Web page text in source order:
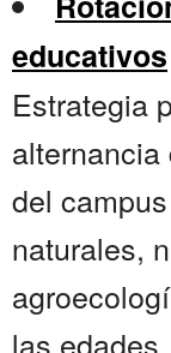
educativos
Estrategia
del
naturales,
las